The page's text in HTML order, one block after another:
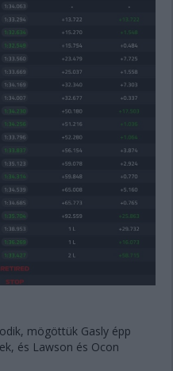
mögöttük Gasly épp
és Lawson és Ocon